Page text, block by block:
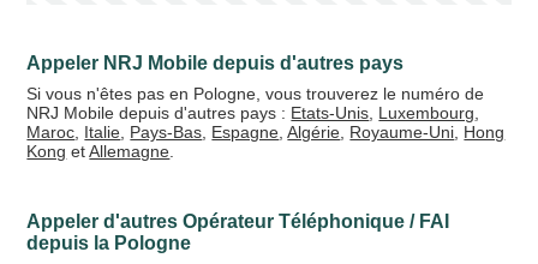
Appeler NRJ Mobile depuis d'autres pays
Si vous n'êtes pas en Pologne, vous trouverez le numéro de
NRJ Mobile depuis d'autres pays : Etats-Unis Luxembourg
Maroc Italie Pays-Bas Espagne ,Algérie Royaume-Uni Hong
Kong etAllemagne
Appeler d'autres Opérateur Téléphonique / FAI
depuis la Pologne